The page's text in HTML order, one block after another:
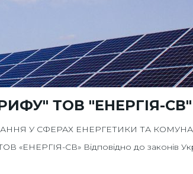
ТОВ "ЕНЕРГІЯ-СВ"
У СФЕРАХ ЕНЕРГЕТИКИ ТА
СВ» Відповідно до законів